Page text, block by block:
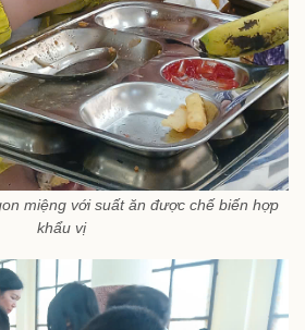
miệng với suất ăn được chế biến hợp
khẩu vị